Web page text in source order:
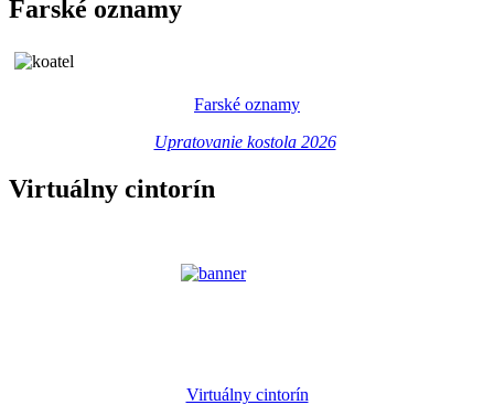
Farské oznamy
Farské oznamy
Upratovanie kostola 2026
Virtuálny cintorín
Virtuálny cintorín